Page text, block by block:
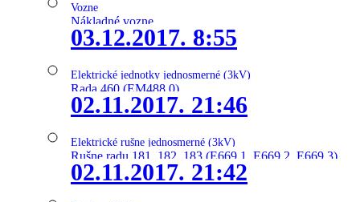
Vozne
Nákladné vozne
03.12.2017. 8:55
Elektrické jednotky jednosmerné (3kV)
Rada 460 (EM488.0)
02.11.2017. 21:46
Elektrické rušne jednosmerné (3kV)
Rušne radu 181, 182, 183 (E669.1, E669.2, E669.3)
02.11.2017. 21:42